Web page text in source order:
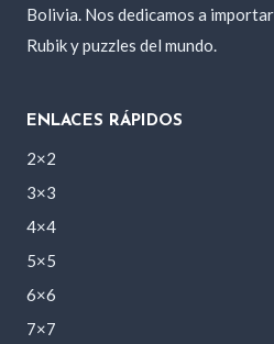
Bolivia. Nos dedicamos a
Rubik y puzzles del mundo.
ENLACES RÁPIDOS
2×2
3×3
4×4
5×5
6×6
7×7